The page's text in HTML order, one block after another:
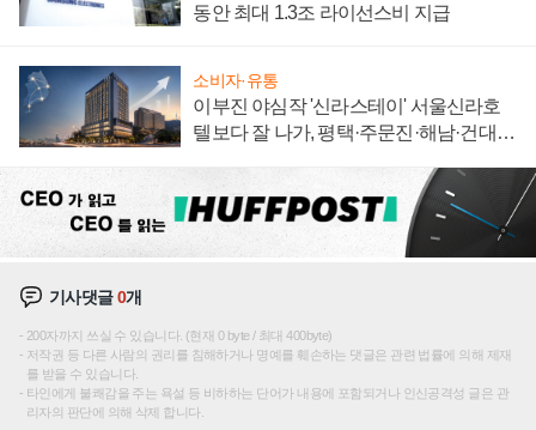
동안 최대 1.3조 라이선스비 지급
소비자·유통
이부진 야심작 '신라스테이' 서울신라호
텔보다 잘 나가, 평택·주문진·해남·건대로
기사댓글0개
200자까지 쓰실 수 있습니다. (현재 0 byte / 최대 400byte)
저작권 등 다른 사람의 권리를 침해하거나 명예를 훼손하는 댓글은 관련 법률에 의해 제재
를 받을 수 있습니다.
타인에게 불쾌감을 주는 욕설 등 비하하는 단어가 내용에 포함되거나 인신공격성 글은 관
리자의 판단에 의해 삭제 합니다.